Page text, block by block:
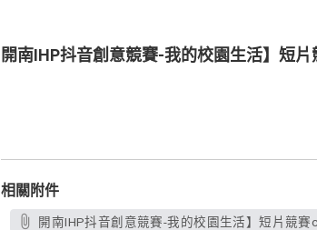
開南IHP抖音創意競賽-我的校園生活】短片
相關附件
開南IHP抖音創意競賽-我的校園生活】短片競